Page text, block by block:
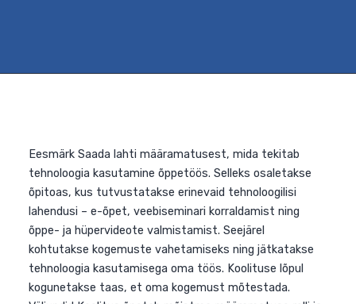
Eesmärk Saada lahti määramatusest, mida tekitab
tehnoloogia kasutamine õppetöös. Selleks osaletakse